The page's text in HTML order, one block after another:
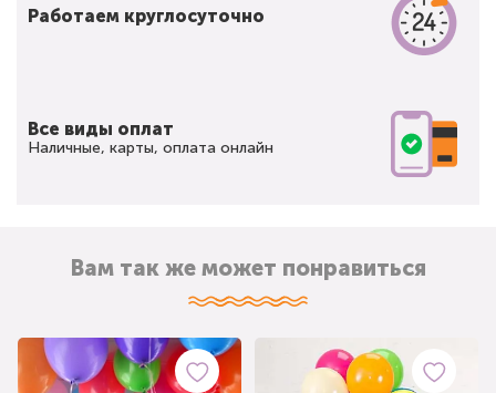
Работаем круглосуточно
Все виды оплат
Наличные, карты, оплата онлайн
Вам так же может понравиться